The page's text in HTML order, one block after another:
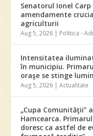
Senatorul Ionel
amendamente
agriculturii
Aug 5, 2026 | Politica -
Intensitatea
în municipiu.
oraşe se stinge
Aug 5, 2026 |Actualitate
„Cupa Comunităţii”
Hamcearca.
doresc ca astfel de